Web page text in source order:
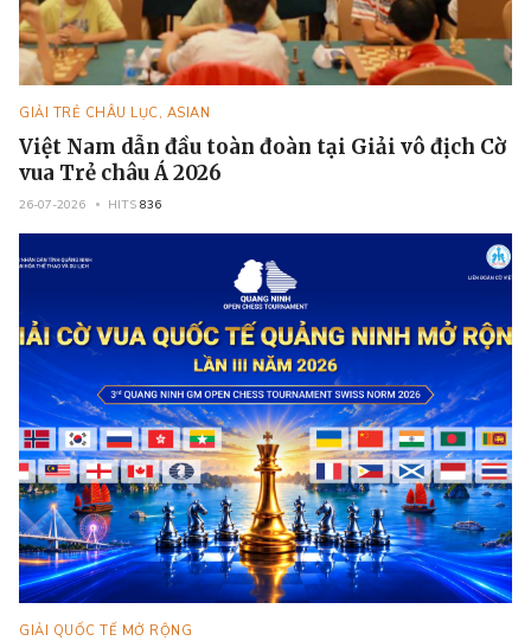
GIẢI TRẺ CHÂU LỤC, ASIAN
Việt Nam dẫn đầu toàn đoàn tại Giải vô địch Cờ
vua Trẻ châu Á 2026
26-07-2026 HITS 836
GIẢI QUỐC TẾ MỞ RỘNG